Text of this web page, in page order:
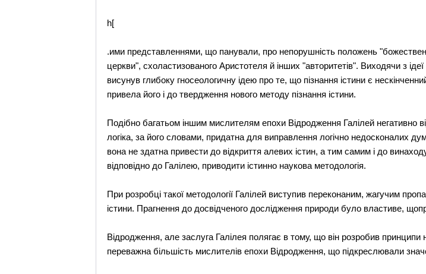
h[
.ими представленнями, що панували, про непорушність положень
церкви", схоластизованого Аристотеля й інших "авторитетів". Виходячи з
висунув глибоку гносеологичну ідею про те, що пізнання істини є
привела його і до твердження нового методу пізнання істини.
Подібно багатьом іншим мислителям епохи Відродження Галілей негативно
логіка, за його словами, придатна для виправлення логічно недосконалих
вона не здатна привести до відкриття алевих істин, а тим самим і до
відповідно до Галілею, приводити істинно наукова методологія.
При розробці такої методології Галілей виступив переконаним, жагучим
істини. Прагнення до досвідченого дослідження природи було властиве,
Відродження, але заслуга Галілея полягає в тому, що він розробив
переважна більшість мислителів епохи Відродження, що підкреслювали